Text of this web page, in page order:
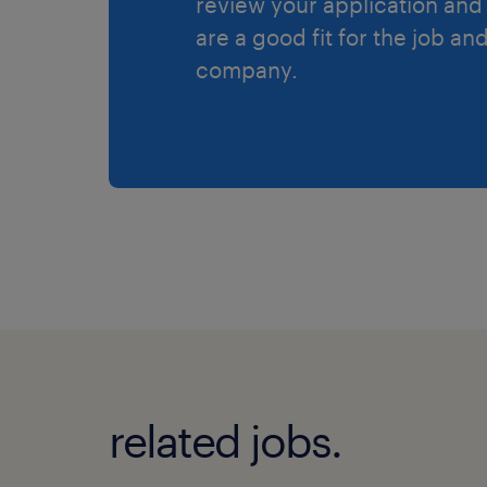
are a good fit for the job
company.
related jobs.